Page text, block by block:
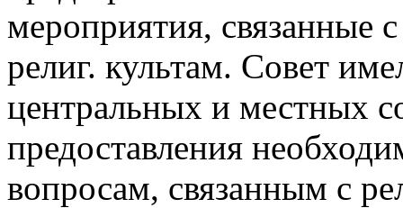
мероприятия, связанные
религ. культам. Совет
центральных и местных
предоставления
вопросам, связанным с